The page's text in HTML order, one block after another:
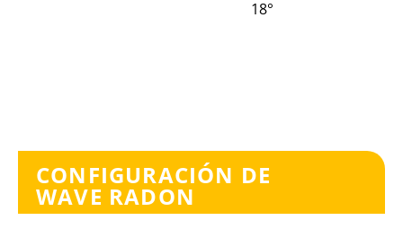
18°
CONFIGURACIÓN DE
WAVE RADON